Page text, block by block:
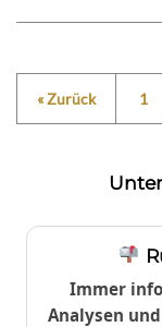
« Zurück 1
Immer
Analysen